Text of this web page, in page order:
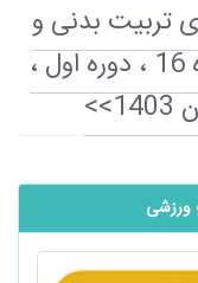
تربیت بدنی و
علوم ورزشی>> آرشیو <<شماره 16 ، دوره اول ،
ورزشی